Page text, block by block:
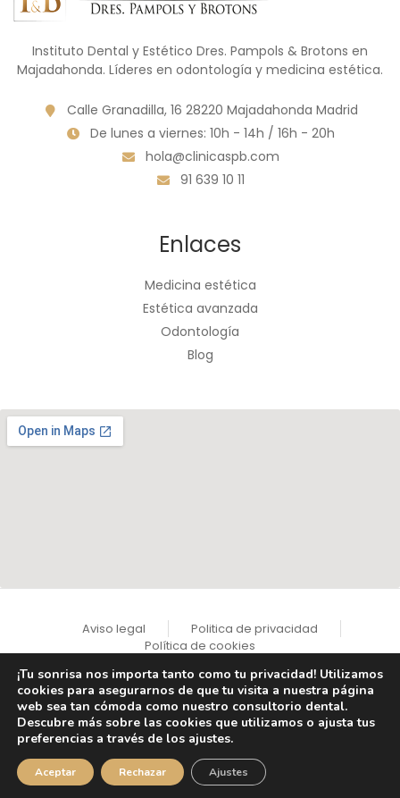
Instituto Dental y Estético Dres. Pampols & Brotons en
Majadahonda. Líderes en odontología y medicina estética.
Calle Granadilla, 16 28220 Majadahonda Madrid
De lunes a viernes: 10h - 14h / 16h - 20h
hola@clinicaspb.com
91 639 10 11
Enlaces
Medicina estética
Estética avanzada
Odontología
Blog
© Instituto Dental y Estético Dres. Pampols y Brotons
Aviso legal
Politica de privacidad
Política de cookies
Reserva tu visita
¡Tu sonrisa nos importa tanto como tu privacidad! Utilizamos
cookies para asegurarnos de que tu visita a nuestra página
web sea tan cómoda como nuestro consultorio dental.
Descubre más sobre las cookies que utilizamos o ajusta tus
preferencias a través de los ajustes.
Aceptar Rechazar Ajustes